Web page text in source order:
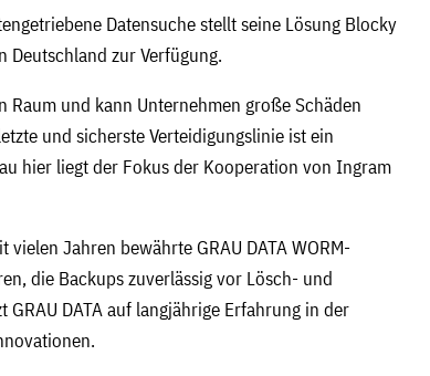
Datensuche stellt seine Lösung Blocky
Deutschland zur Verfügung.
und kann Unternehmen große Schäden
und sicherste Verteidigungslinie ist ein
hier liegt der Fokus der Kooperation von Ingram
Jahren bewährte GRAU DATA WORM-
die Backups zuverlässig vor Lösch- und
DATA auf langjährige Erfahrung in der